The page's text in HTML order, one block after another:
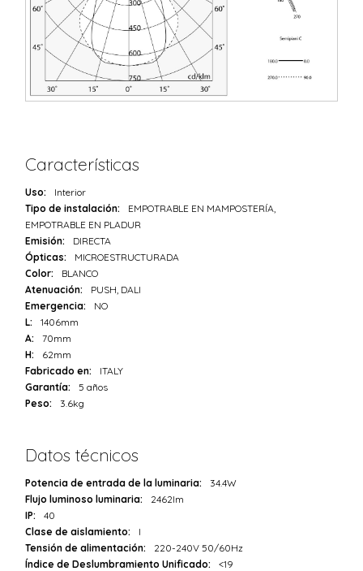
Características
Uso:
Interior
Tipo de instalación:
EMPOTRABLE EN MAMPOSTERÍA,
EMPOTRABLE EN PLADUR
Emisión:
DIRECTA
Ópticas:
MICROESTRUCTURADA
Color:
BLANCO
Atenuación:
PUSH, DALI
Emergencia:
NO
L:
1406mm
A:
70mm
H:
62mm
Fabricado en:
ITALY
Garantía:
5 años
Peso:
3.6kg
Datos técnicos
Potencia de entrada de la luminaria:
34.4W
Flujo luminoso luminaria:
2462lm
IP:
40
Clase de aislamiento:
I
Tensión de alimentación:
220-240V 50/60Hz
Índice de Deslumbramiento Unificado:
<19